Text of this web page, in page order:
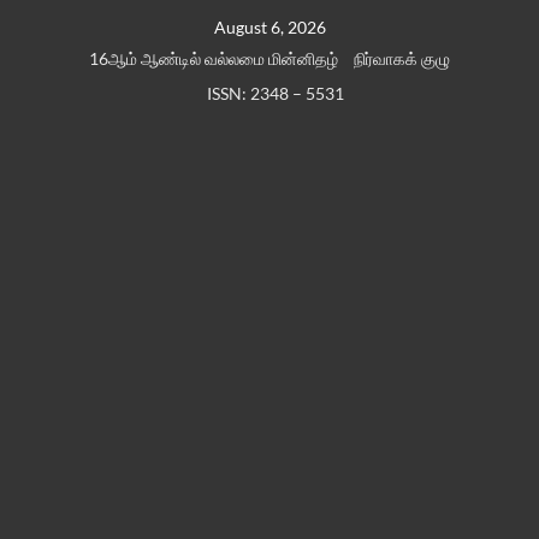
August 6, 2026
16ஆம் ஆண்டில் வல்லமை மின்னிதழ்
நிர்வாகக் குழு
ISSN: 2348 – 5531